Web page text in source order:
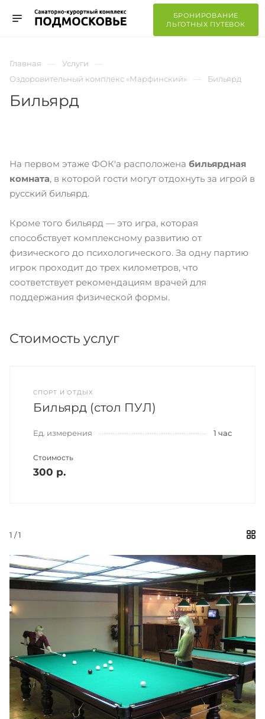
БРОНИРОВАНИЕ
ЛЬГОТНЫХ ПУТЕВОК
Главная
Услуги
Оздоровительный комплекс «Марфинский»
Бильярд
Бильярд
На первом этаже ФОК'а расположена бильярдная
комната, в которой гости могут отдохнуть за игрой в
русский бильярд.
Кроме того бильярд — это игра, которая
способствует комплексному развитию от
физического до психологического. За одну партию
игрок проходит до трех километров, что
соответствует рекомендациям врачей для
поддержания физической формы.
Стоимость услуг
СПОРТ И ОТДЫХ
Бильярд (стол ПУЛ)
Ед. измерения 1 час
Стоимость
300 р.
1 / 1